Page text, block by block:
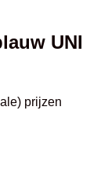
UNI
prijzen